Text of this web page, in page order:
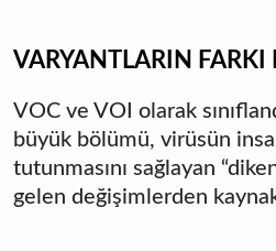
VARYANTLARIN FARKI
VOC ve VOI olarak
büyük bölümü, virüsün
tutunmasını sağlayan
gelen değişimlerden